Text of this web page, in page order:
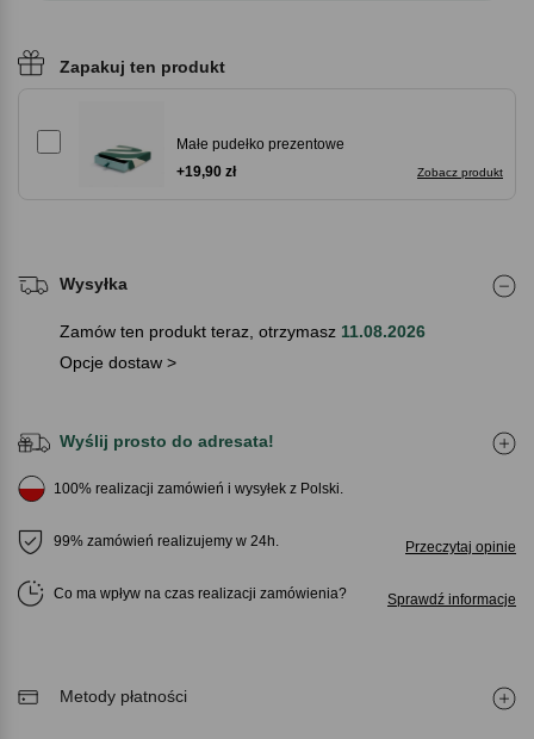
Zapakuj ten produkt
Małe pudełko prezentowe
Zobacz produkt
+19,90 zł
Wysyłka
Zamów ten produkt teraz, otrzymasz 11.08.2026
Opcje dostaw >
Wyślij prosto do adresata!
100% realizacji zamówień i wysyłek z Polski.
99% zamówień realizujemy w 24h. Przeczytaj opinie
Co ma wpływ na czas realizacji zamówienia Sprawdź informacje
Metody płatności